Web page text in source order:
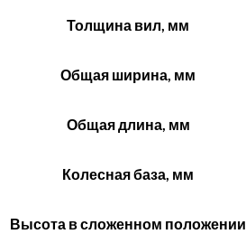
Толщина вил, мм
Общая ширина, мм
Общая длина, мм
Колесная база, мм
Высота в сложенном положении